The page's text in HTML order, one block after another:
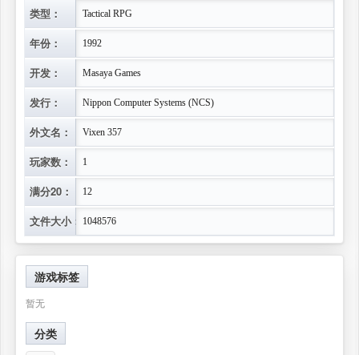
类型： Tactical RPG
年份： 1992
开发： Masaya Games
发行： Nippon Computer Systems (NCS)
外文名： Vixen 357
玩家数： 1
满分20： 12
文件大小： 1048576
游戏标签
暂无
分类